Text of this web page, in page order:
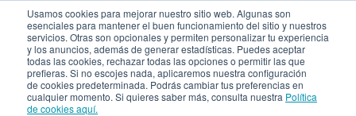
Usamos cookies para mejorar nuestro sitio web. Algunas son
esenciales para mantener el buen funcionamiento del sitio y nuestros
servicios. Otras son opcionales y permiten personalizar tu experiencia
y los anuncios, además de generar estadísticas. Puedes aceptar
todas las cookies, rechazar todas las opciones o permitir las que
prefieras. Si no escojes nada, aplicaremos nuestra configuración
de cookies predeterminada. Podrás cambiar tus preferencias en
cualquier momento. Si quieres saber más, consulta nuestra Política
de cookies aquí.
¿Qué es el renting?
Nosotros
Nuestra cultura
Gobierno corporativo
Política de tratamiento de datos
Ayuda
Guías de Usuario clientes